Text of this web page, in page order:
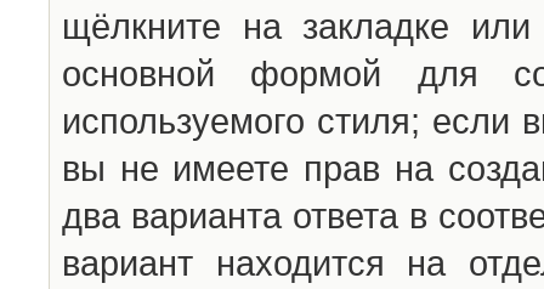
щёлкните на закладке
основной формой для
используемого стиля; если
вы не имеете прав на
два варианта ответа в
вариант находится на